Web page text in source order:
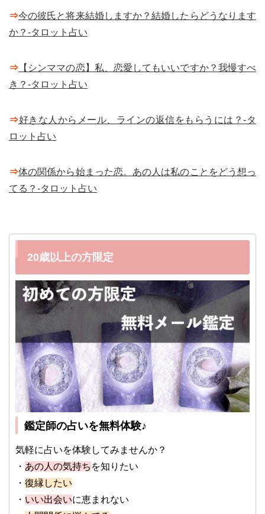
⇒今の彼氏と将来結婚しますか？結婚したらどうなります
か？-タロット占い
⇒ 【シンママの恋】私、恋愛してもいいですか？我慢すべ
き？-タロット占い
⇒好きな人からメール、ラインの返信をもらうには？-タ
ロット占い
⇒体の関係から始まった恋。あの人は私のことをどう想っ
てる？-タロット占い
20歳以上の方限定
鑑定師の占いを無料体験♪
気軽に占いを体験してみませんか？
・ あの人の気持ち を知りたい
・ 復縁したい
・ いい出会いに恵まれない